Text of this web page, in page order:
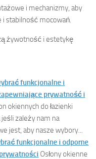
i mechanizmy, aby
i stabilność mocowań.
żywotność i estetykę
funkcjonalne i
prywatność i
okiennych do łazienki
zależy nam na
jest, aby nasze wybory...
funkcjonalne i odporne
Osłony okienne